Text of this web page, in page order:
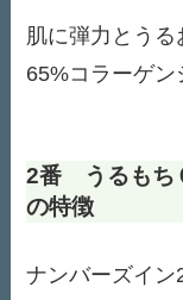
肌に弾力とう
65%コラーゲン
2番 うるもち
の特徴
ナンバーズイン